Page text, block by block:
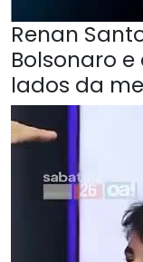
Renan
Bolsonaro
lados da